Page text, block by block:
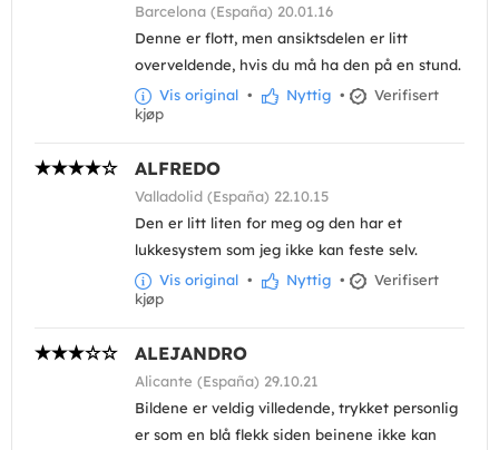
Barcelona (España) 20.01.16
Denne er flott, men ansiktsdelen er litt
overveldende, hvis du må ha den på en stund.
Vis original • Nyttig •
Verifisert
kjøp
ALFREDO
Valladolid (España) 22.10.15
Den er litt liten for meg og den har et
lukkesystem som jeg ikke kan feste selv.
Vis original • Nyttig •
Verifisert
kjøp
ALEJANDRO
Alicante (España) 29.10.21
Bildene er veldig villedende, trykket personlig
er som en blå flekk siden beinene ikke kan